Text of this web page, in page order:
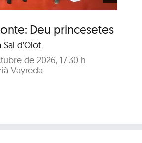
Deu princesetes
d’Olot
de 2026, 17.30 h
Vayreda